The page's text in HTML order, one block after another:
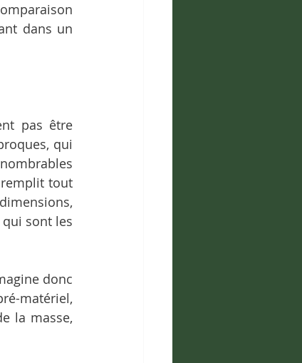
dans un
pas être
qui
tout
qui sont les
donc
matériel,
la masse,